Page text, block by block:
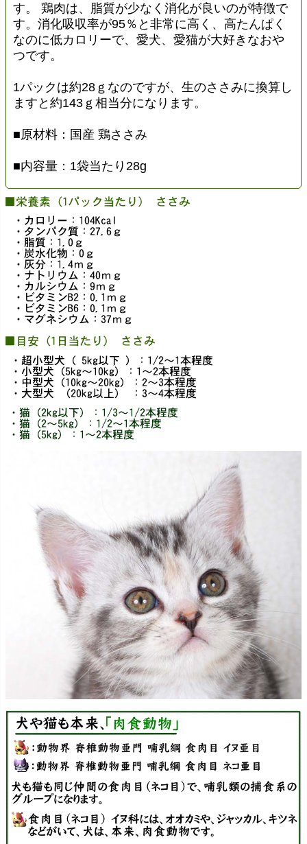
す。 鶏肉は、脂質が少なく消化が良いのが特徴で
す。消化吸収率が95％と非常に高く、高たんぱく
なのに低カロリーで、愛犬、愛猫が大好きなおや
つです。
1パックは約28ｇなのですが、生のささみに換算し
ますと約143ｇ相当分になります。
■原材料：国産 鶏ささみ
■内容量：1袋当たり28g